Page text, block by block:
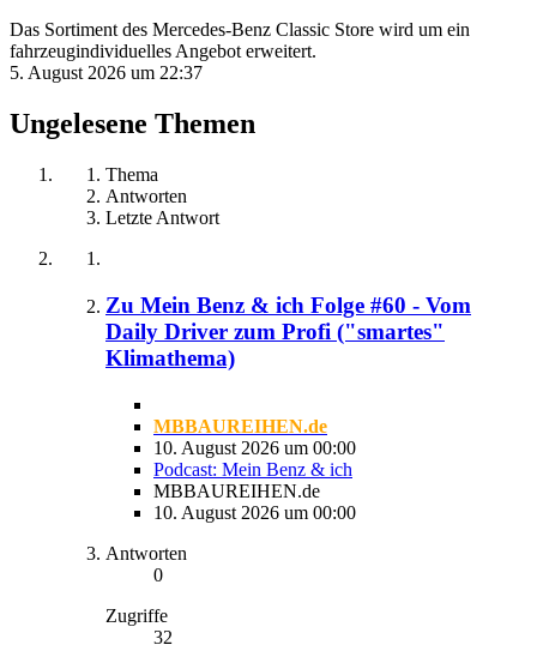
Das Sortiment des Mercedes‑Benz Classic Store wird um ein
fahrzeugindividuelles Angebot erweitert.
5. August 2026 um 22:37
Ungelesene Themen
Thema
Antworten
Letzte Antwort
Zu Mein Benz & ich Folge #60 - Vom
Daily Driver zum Profi ("smartes"
Klimathema)
MBBAUREIHEN.de
10. August 2026 um 00:00
Podcast: Mein Benz & ich
MBBAUREIHEN.de
10. August 2026 um 00:00
Antworten
0
Zugriffe
32